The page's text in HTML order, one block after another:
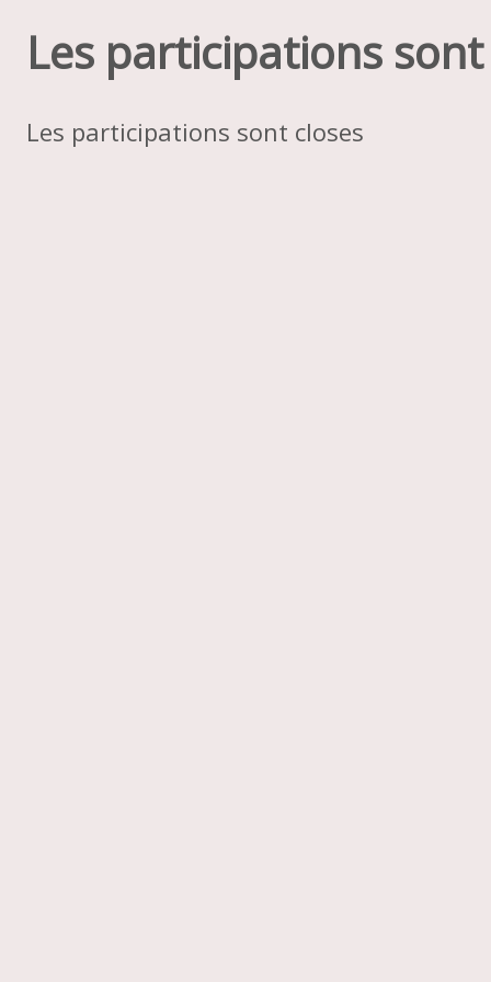
Les participations
Les participations sont closes